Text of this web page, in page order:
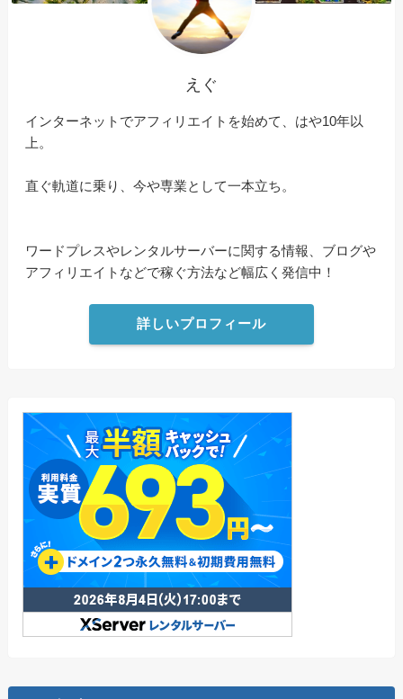
えぐ
インターネットでアフィリエイトを始めて、はや10年以
上。
直ぐ軌道に乗り、今や専業として一本立ち。
ワードプレスやレンタルサーバーに関する情報、ブログや
アフィリエイトなどで稼ぐ方法など幅広く発信中！
詳しいプロフィール